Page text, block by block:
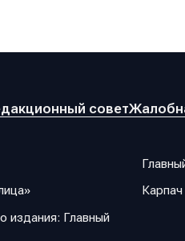
совет
издания: Главный